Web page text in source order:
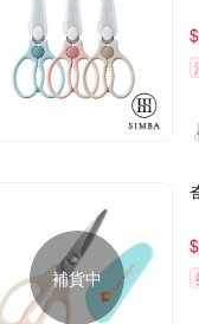
$
補貨中
$